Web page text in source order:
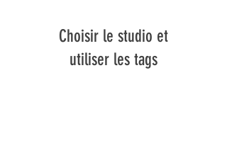
Choisir le studio et
utiliser les tags